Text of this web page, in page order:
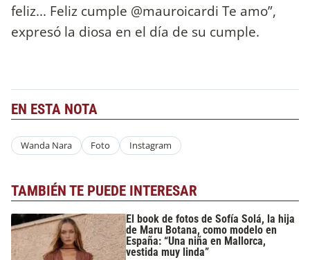
feliz... Feliz cumple @mauroicardi Te amo”,
expresó la diosa en el día de su cumple.
EN ESTA NOTA
Wanda Nara Foto Instagram
TAMBIÉN TE PUEDE INTERESAR
El book de fotos de Sofía Solá, la hija
de Maru Botana, como modelo en
España: “Una niña en Mallorca,
vestida muy linda”